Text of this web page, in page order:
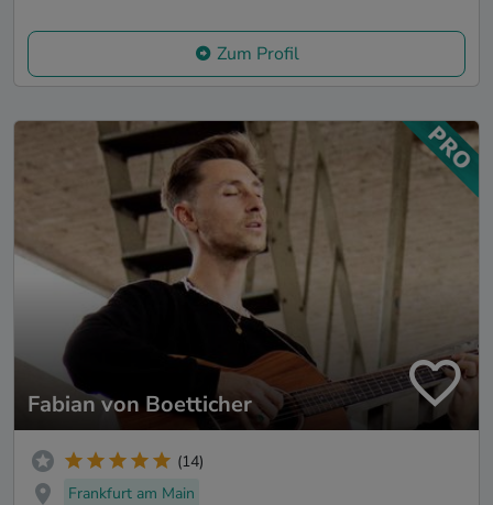
Zum Profil
Fabian von Boetticher
(14)
Frankfurt am Main